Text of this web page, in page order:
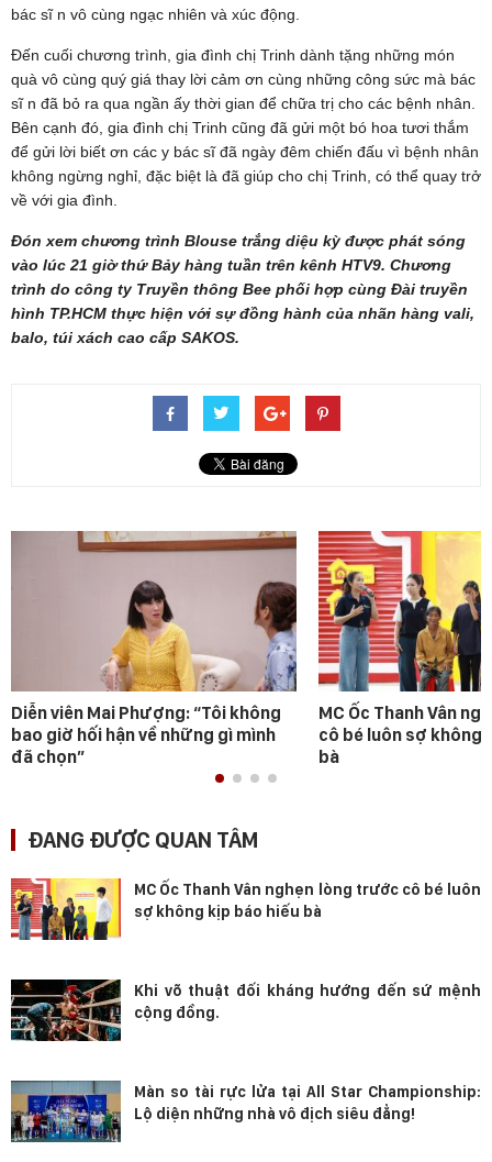
bác sĩ n vô cùng ngạc nhiên và xúc động.
Đến cuối chương trình, gia đình chị Trinh dành tặng những món
quà vô cùng quý giá thay lời cảm ơn cùng những công sức mà bác
sĩ n đã bỏ ra qua ngần ấy thời gian để chữa trị cho các bệnh nhân.
Bên cạnh đó, gia đình chị Trinh cũng đã gửi một bó hoa tươi thắm
để gửi lời biết ơn các y bác sĩ đã ngày đêm chiến đấu vì bệnh nhân
không ngừng nghỉ, đặc biệt là đã giúp cho chị Trinh, có thể quay trở
về với gia đình.
Đón xem chương trình Blouse trắng diệu kỳ được phát sóng
vào lúc 21 giờ thứ Bảy hàng tuần trên kênh HTV9. Chương
trình do công ty Truyền thông Bee phối hợp cùng Đài truyền
hình TP.HCM thực hiện với sự đồng hành của nhãn hàng vali,
balo, túi xách cao cấp SAKOS.
Diễn viên Mai Phượng: “Tôi không
bao giờ hối hận về những gì mình
đã chọn”
MC Ốc Thanh Vân
cô bé luôn sợ không
bà
ĐANG ĐƯỢC QUAN TÂM
MC Ốc Thanh Vân nghẹn lòng trước cô bé luôn
sợ không kịp báo hiếu bà
Khi võ thuật đối kháng hướng đến sứ mệnh
cộng đồng.
Màn so tài rực lửa tại All Star Championship:
Lộ diện những nhà vô địch siêu đẳng!